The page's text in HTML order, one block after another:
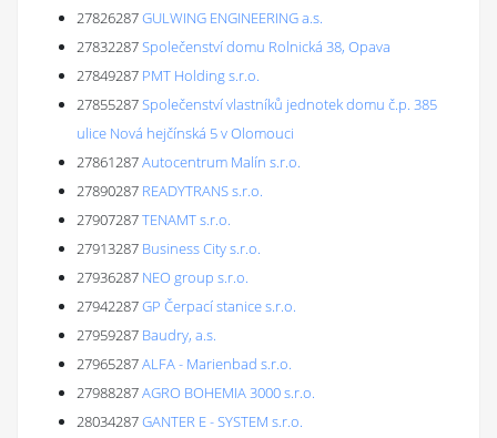
27826287GULWING ENGINEERING a.s.
27832287Společenství domu Rolnická 38, Opava
27849287 PMT Holding s.r.o.
27855287Společenství vlastníků jednotek domu č.p. 385
ulice Nová hejčínská 5 v Olomouci
27861287Autocentrum Malín s.r.o.
27890287 READYTRANS s.r.o.
27907287TENAMT s.r.o.
27913287 Business City s.r.o.
27936287 NEO group s.r.o.
27942287GP Čerpací stanice s.r.o.
27959287 Baudry, a.s.
27965287ALFA - Marienbad s.r.o.
27988287AGRO BOHEMIA 3000 s.r.o.
28034287GANTER E - SYSTEM s.r.o.